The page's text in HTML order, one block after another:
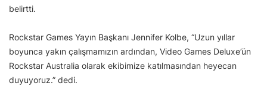
belirtti.
Rockstar Games Yayın Başkanı Jennifer Kolbe, “Uzun yıllar
boyunca yakın çalışmamızın ardından, Video Games Deluxe’ün
Rockstar Australia olarak ekibimize katılmasından heyecan
duyuyoruz.” dedi.